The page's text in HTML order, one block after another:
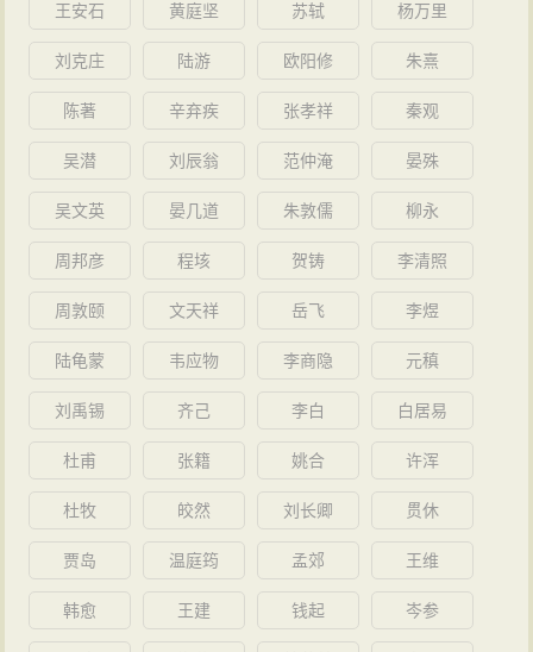
王安石 黄庭坚 苏轼 杨万里
刘克庄 陆游 欧阳修 朱熹
陈著 辛弃疾 张孝祥 秦观
吴潜 刘辰翁 范仲淹 晏殊
吴文英 晏几道 朱敦儒 柳永
周邦彦 程垓 贺铸 李清照
周敦颐 文天祥 岳飞 李煜
陆龟蒙 韦应物 李商隐 元稹
刘禹锡 齐己 李白 白居易
杜甫 张籍 姚合 许浑
杜牧 皎然 刘长卿 贯休
贾岛 温庭筠 孟郊 王维
韩愈 王建 钱起 岑参